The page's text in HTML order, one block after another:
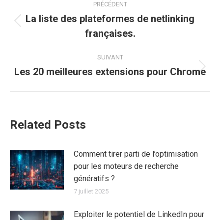
article
PRÉCÉDENT
précédent
La liste des plateformes de netlinking
françaises.
SUIVANT
Article
Les 20 meilleures extensions pour Chrome
Related Posts
Comment tirer parti de l’optimisation
pour les moteurs de recherche
génératifs ?
7 juillet 2025
Exploiter le potentiel de LinkedIn pour